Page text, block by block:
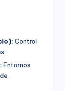
Control
Entornos